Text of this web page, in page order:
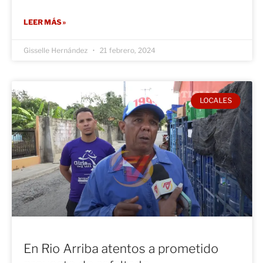
LEER MÁS »
Gisselle Hernández 21 febrero, 2024
LOCALES
En Rio Arriba atentos a prometido